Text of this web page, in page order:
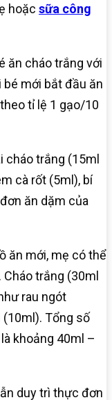
hoặc sữa công
ăn cháo trắng với
mới bắt đầu ăn
tỉ lệ 1 gạo/10
cháo trắng (15ml
cà rốt (5ml), bí
ăn dặm của
ăn mới, mẹ có thể
trắng (30ml
rau ngót
(10ml). Tổng số
khoảng 40ml –
duy trì thực đơn